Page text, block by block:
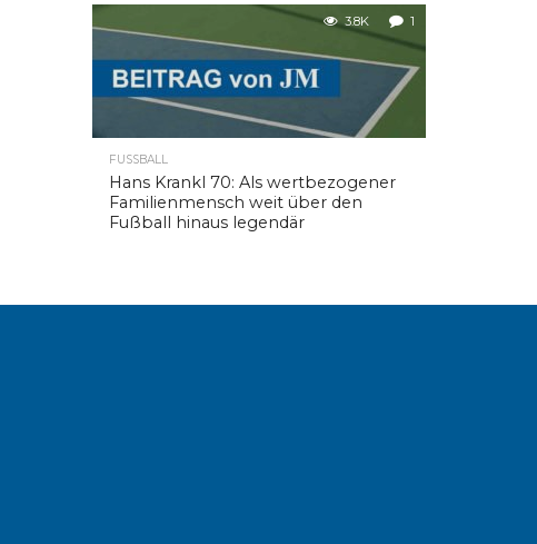
3.8K 1
FUSSBALL
Hans Krankl 70: Als wertbezogener
Familienmensch weit über den
Fußball hinaus legendär